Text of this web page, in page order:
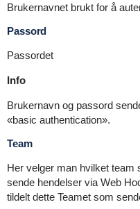
Brukernavnet brukt for å
Passord
Passordet
Info
Brukernavn og passord
«basic authentication».
Team
Her velger man hvilket team
sende hendelser via Web
tildelt dette Teamet som